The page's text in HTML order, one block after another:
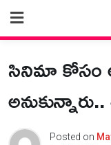
content
సినిమా కోసం
Posted on